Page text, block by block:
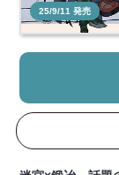
25/9/11 発売